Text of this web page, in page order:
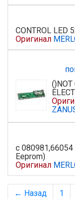
CONTROL LED
Оригинал
()NOT
с
Eeprom)
Оригинал
← Назад 1